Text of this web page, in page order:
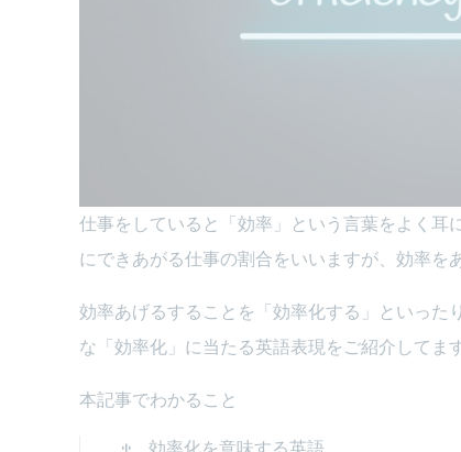
仕事をしていると「効率」という言葉をよく耳
にできあがる仕事の割合をいいますが、効率を
効率あげるすることを「効率化する」といった
な「効率化」に当たる英語表現をご紹介してます
本記事でわかること